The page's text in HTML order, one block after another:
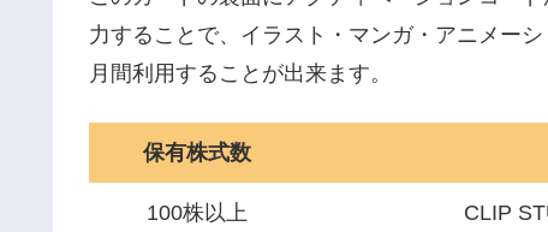
力することで、イラスト・マンガ・アニメー
月間利用することが出来ます。
保有株式数
100株以上 CLIP